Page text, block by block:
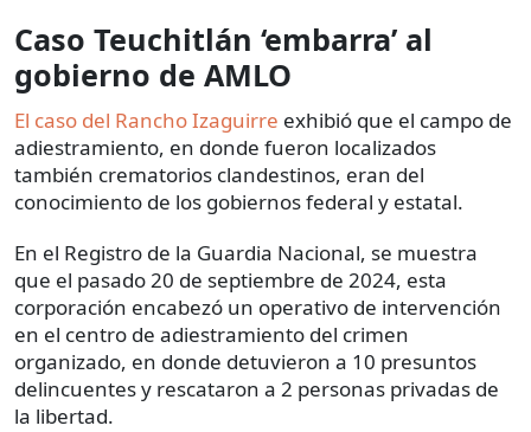
Caso Teuchitlán ‘embarra’ al
gobierno de AMLO
El caso del Rancho Izaguirre exhibió que el campo de
adiestramiento, en donde fueron localizados
también crematorios clandestinos, eran del
conocimiento de los gobiernos federal y estatal.
En el Registro de la Guardia Nacional, se muestra
que el pasado 20 de septiembre de 2024, esta
corporación encabezó un operativo de intervención
en el centro de adiestramiento del crimen
organizado, en donde detuvieron a 10 presuntos
delincuentes y rescataron a 2 personas privadas de
la libertad.